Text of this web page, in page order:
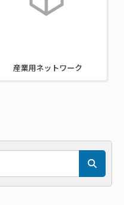
産業用ネットワーク